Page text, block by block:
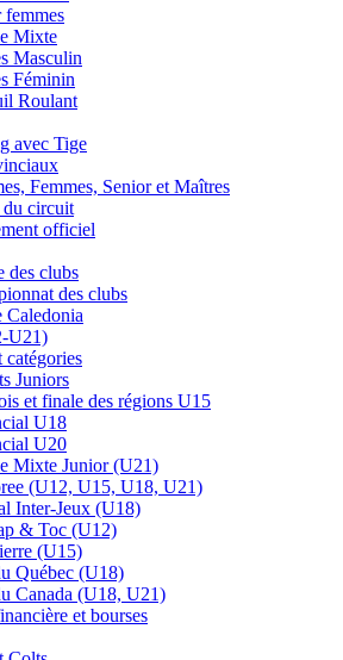
femmes
Mixte
Masculin
Féminin
Roulant
avec Tige
Femmes, Senior et Maîtres
du circuit
officiel
des clubs
des clubs
Caledonia
U21)
catégories
Juniors
et finale des régions U15
U18
U20
Mixte Junior (U21)
(U12, U15, U18, U21)
Inter-Jeux (U18)
& Toc (U12)
(U15)
Québec (U18)
Canada (U18, U21)
et bourses